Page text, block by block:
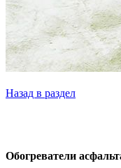
Назад в раздел
Обогреватели